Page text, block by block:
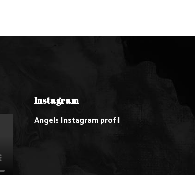
Instagram
Angels Instagram profil